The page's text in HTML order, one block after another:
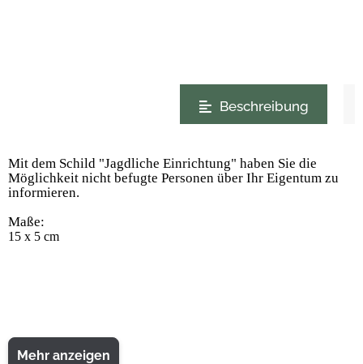
Beschreibung
Mit dem Schild "Jagdliche Einrichtung" haben Sie die
Möglichkeit nicht befugte Personen über Ihr Eigentum zu
informieren.
Maße:
15 x 5 cm
Mehr anzeigen